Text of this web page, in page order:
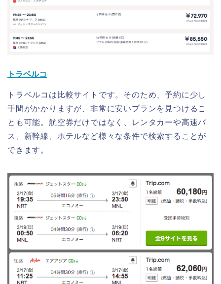
トラベルコ
トラベルコは比較サイトです。そのため、予約に少し
手間がかかりますが、非常に安いプランを見つけるこ
とも可能。航空券だけではなく、レンタカーや高速バ
ス、新幹線、ホテルなど様々な条件で検索することが
できます。